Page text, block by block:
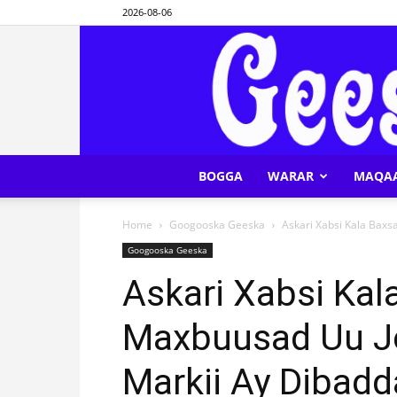
2026-08-06
BOGGA WARAR
Home Googooska Geeska Askari Xabsi Kala
Googooska Geeska
Askari Xabsi
Maxbuusad Uu
Markii Ay